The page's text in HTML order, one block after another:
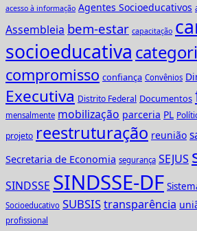
acesso à informação Agentes Socioeducativos
Assembleia bem-estar capacitação
socioeducativa
compromisso confiança Convênios
Executiva Distrito Federal Documentos
mensalmente mobilização parceria PL
projeto reestruturação reunião
Secretaria de Economia segurança SEJUS
SINDSSE SINDSSE-DF
Socioeducativo SUBSIStransparência
profissional